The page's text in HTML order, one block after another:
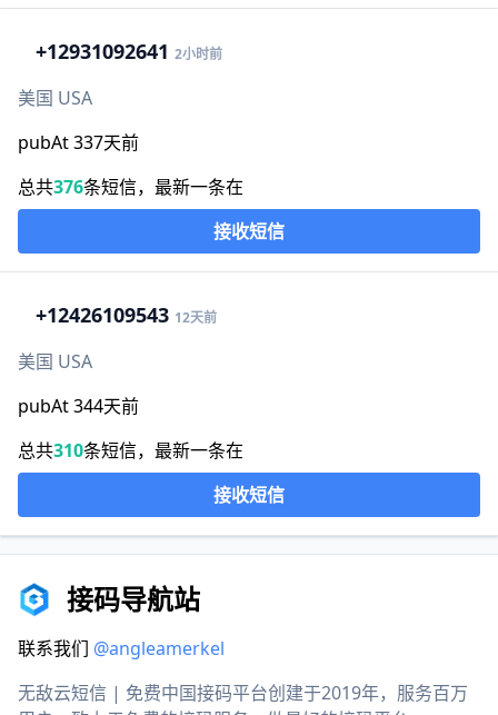
+12931092641 2小时前
美国 USA
pubAt 337天前
总共376条短信，最新一条在
接收短信
+12426109543 12天前
美国 USA
pubAt 344天前
总共310条短信，最新一条在
接收短信
接码导航站
联系我们 @angleamerkel
无敌云短信 | 免费中国接码平台创建于2019年，服务百万